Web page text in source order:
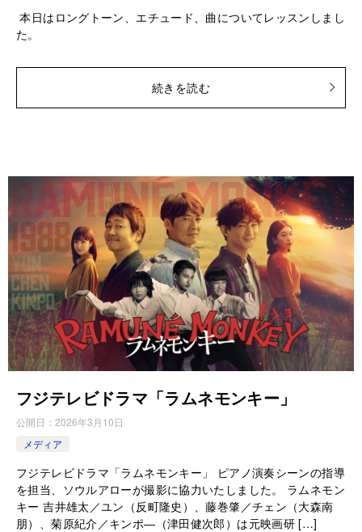
本日はロングトーン、エチュード、曲についてレッスンしまし
た。
続きを読む
フジテレビドラマ「ラムネモンキー」
公開日： 2026年3月10日
メディア
フジテレビドラマ「ラムネモンキー」 ピアノ演奏シーンの指導
を担当、ソウルアローが撮影に協力いたしました。 ラムネモン
キー 吉井雄太／ユン（反町隆史）、藤巻肇／チェン（大森南
朋）、菊原紀介／キンポ―（津田健次郎）は元映画研 […]